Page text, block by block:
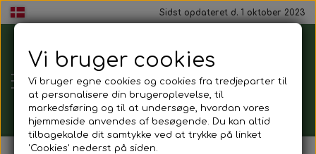
Sidst opdateret d. 1 oktober 2023
Tårnborg
Forsamlingshus
Vi bruger cookies
Vi bruger egne cookies og cookies fra tredjeparter til
at personalisere din brugeroplevelse, til
markedsføring og til at undersøge, hvordan vores
hjemmeside anvendes af besøgende. Du kan altid
tilbagekalde dit samtykke ved at trykke på linket
'Cookies' nederst på siden.